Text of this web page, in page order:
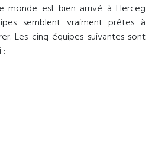
monde est bien arrivé à Herceg
semblent vraiment prêtes à
Les cinq équipes suivantes sont
: